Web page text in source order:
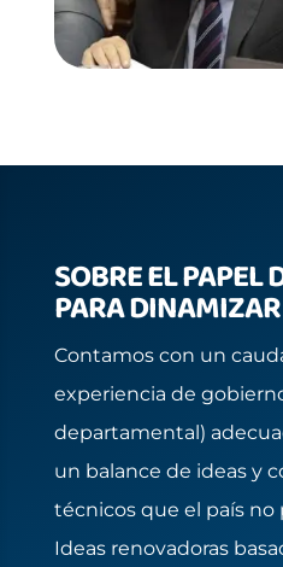
SOBRE EL PAPEL
PARA
Contamos con un
experiencia de
departamental)
un balance de ideas y
técnicos que el país no
Ideas renovadoras